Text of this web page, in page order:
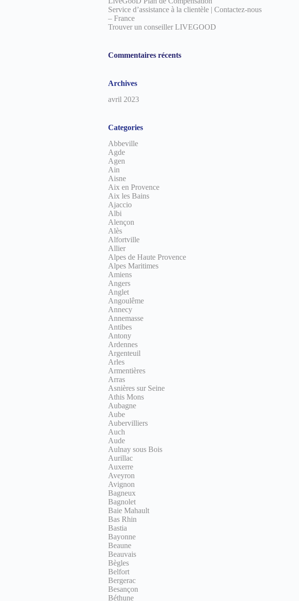
Service d’assistance à la clientèle | Contactez-nous
– France
Trouver un conseiller LIVEGOOD
Commentaires récents
Archives
avril 2023
Categories
Abbeville
Agde
Agen
Ain
Aisne
Aix en Provence
Aix les Bains
Ajaccio
Albi
Alençon
Alès
Alfortville
Allier
Alpes de Haute Provence
Alpes Maritimes
Amiens
Angers
Anglet
Angoulême
Annecy
Annemasse
Antibes
Antony
Ardennes
Argenteuil
Arles
Armentières
Arras
Asnières sur Seine
Athis Mons
Aubagne
Aube
Aubervilliers
Auch
Aude
Aulnay sous Bois
Aurillac
Auxerre
Aveyron
Avignon
Bagneux
Bagnolet
Baie Mahault
Bas Rhin
Bastia
Bayonne
Beaune
Beauvais
Bègles
Belfort
Bergerac
Besançon
Béthune